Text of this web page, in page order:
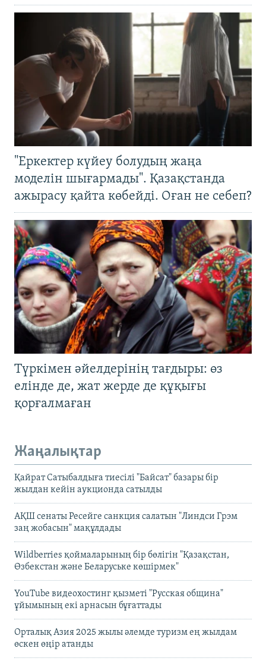
"Еркектер күйеу болудың жаңа
моделін шығармады". Қазақстанда
ажырасу қайта көбейді. Оған не себеп?
Түркімен әйелдерінің тағдыры: өз
елінде де, жат жерде де құқығы
қорғалмаған
Жаңалықтар
Қайрат Сатыбалдыға тиесілі "Байсат" базары бір
жылдан кейін аукционда сатылды
АҚШ сенаты Ресейге санкция салатын "Линдси Грэм
заң жобасын" мақұлдады
Wildberries қоймаларының бір бөлігін "Қазақстан,
Өзбекстан және Беларуське көшірмек"
YouTube видеохостинг қызметі "Русская община"
ұйымының екі арнасын бұғаттады
Орталық Азия 2025 жылы әлемде туризм ең жылдам
өскен өңір атанды